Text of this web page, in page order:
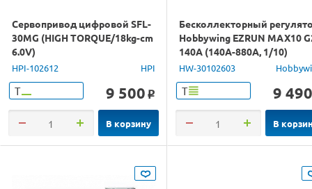
Сервопривод цифровой SFL-
30MG (HIGH TORQUE/18kg-cm
6.0V)
HPI-102612 HPI
Т 9 500 o
В корзину
Бесколлекторный
Hobbywing EZRUN MAX10
140A (140A-880A, 1/10)
влагозащищённый
HW-30102603
Т 9 490
В